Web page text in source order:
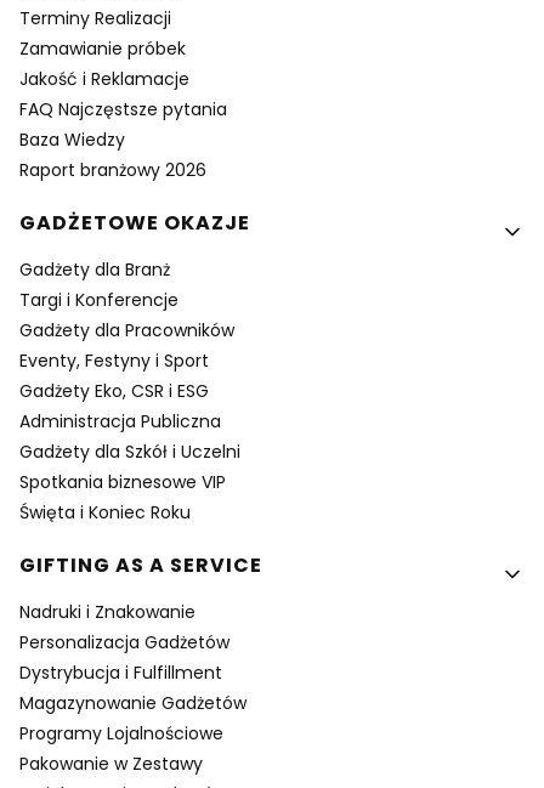
Terminy Realizacji
Zamawianie próbek
Jakość i Reklamacje
FAQ Najczęstsze pytania
Baza Wiedzy
Raport branżowy 2026
GADŻETOWE OKAZJE
Gadżety dla Branż
Targi i Konferencje
Gadżety dla Pracowników
Eventy, Festyny i Sport
Gadżety Eko, CSR i ESG
Administracja Publiczna
Gadżety dla Szkół i Uczelni
Spotkania biznesowe VIP
Święta i Koniec Roku
GIFTING AS A SERVICE
Nadruki i Znakowanie
Personalizacja Gadżetów
Dystrybucja i Fulfillment
Magazynowanie Gadżetów
Programy Lojalnościowe
Pakowanie w Zestawy